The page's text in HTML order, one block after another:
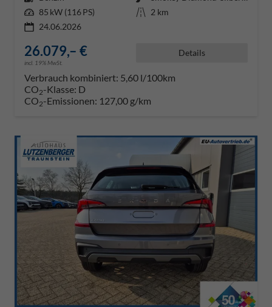
Leistung 85 kW (116 PS) Kilometerstand 2 km
24.06.2026
26.079,– €
incl. 19% MwSt.
Details
Verbrauch kombiniert: 5,60 l/100km
CO2-Klasse: D
CO2-Emissionen: 127,00 g/km